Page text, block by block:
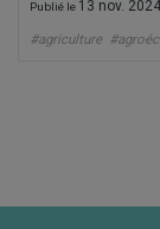
Publié le 13 nov. 2024
#agriculture